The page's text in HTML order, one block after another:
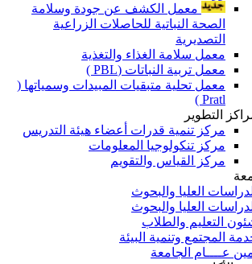
معمل الكشف عن جودة وسلامة
الصحة النباتية للحاصلات الزراعية
التصديرية
معمل سلامة الغذاء والتغذية
معمل تربية النباتات (PBL )
معمل تحلية متبقيات المبيدات وسمياتها (
Pratl )
التطوير
مركز تنمية قدرات أعضاء هيئة التدريس
مركز تنكولوجيا المعلومات
مركز القياس والتقويم
العليا والبحوث
العليا والبحوث
التعليم والطلاب
المجتمع وتنمية البيئة
عــــام الجامعة